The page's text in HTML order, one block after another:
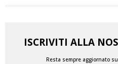
ISCRIVITI ALLA
Resta sempre aggiornato